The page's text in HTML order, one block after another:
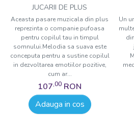
JUCARII DE PLUS
Aceasta pasare muzicala din plus
reprezinta o companie pufoasa
pentru copilul tau in timpul
somnului.Melodia sa suava este
conceputa pentru a sustine copilul
in dezvoltarea emotiilor pozitive,
cum ar...
107,00 RON
Adauga in cos
Un